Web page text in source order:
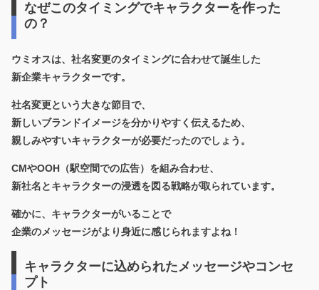
なぜこのタイミングでキャラクターを作った
の？
ウミオスは、社名変更のタイミングに合わせて誕生した
新企業キャラクターです。
社名変更という大きな節目で、
新しいブランドイメージを分かりやすく伝えるため、
親しみやすいキャラクターが必要だったのでしょう。
CMやOOH（駅空間での広告）を組み合わせ、
新社名とキャラクターの浸透を図る戦略が取られています。
確かに、キャラクターがいることで
企業のメッセージがより身近に感じられますよね！
キャラクターに込められたメッセージやコンセ
プト